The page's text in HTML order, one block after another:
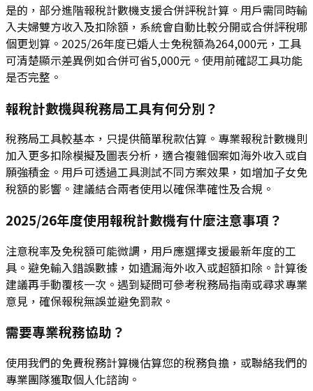
是的，部分進階報稅計數機支援合併評稅計算。用戶需同時輸
入夫婦雙方收入及扣除額，系統會自動比較分開或合併評稅哪
個更划算。2025/26年度已婚人士免稅額為264,000元，工具
可清楚顯示差異例如合併可省5,000元。使用前確認工具功能
是否完整。
報稅計數機與稅務局工具有何分別？
稅務局工具較基本，只提供簡單稅款估算。專業報稅計數機則
加入更多扣除模擬及圖表分析，適合複雜個案如海外收入或自
願強積金。用戶可透過工具測試不同方案效果，如增加子女免
稅額的影響。建議結合兩者使用以確保準確性及合規。
2025/26年度使用報稅計數機有什麼注意事項？
注意稅率及免稅額可能微調，用戶應選擇支援最新年度的工
具。避免輸入錯誤數據，如遺漏海外收入或超額扣除。計算後
建議再手動覆核一次。遇到疑問可參考稅務局指南或尋求專業
意見，確保報稅無誤並避免罰款。
需要專業稅務協助？
使用我們的免費稅務計算機估算您的稅務負擔，或聯絡我們的
專業團隊獲取個人化諮詢。